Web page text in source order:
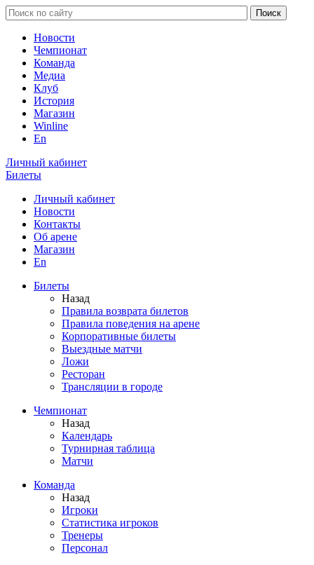
Новости
Чемпионат
Команда
Медиа
Клуб
История
Магазин
Winline
En
Личный кабинет
Билеты
Личный кабинет
Новости
Контакты
Об арене
Магазин
En
Билеты
Назад
Правила возврата билетов
Правила поведения на арене
Корпоративные билеты
Выездные матчи
Ложи
Ресторан
Трансляции в городе
Чемпионат
Назад
Календарь
Турнирная таблица
Матчи
Команда
Назад
Игроки
Статистика игроков
Тренеры
Персонал